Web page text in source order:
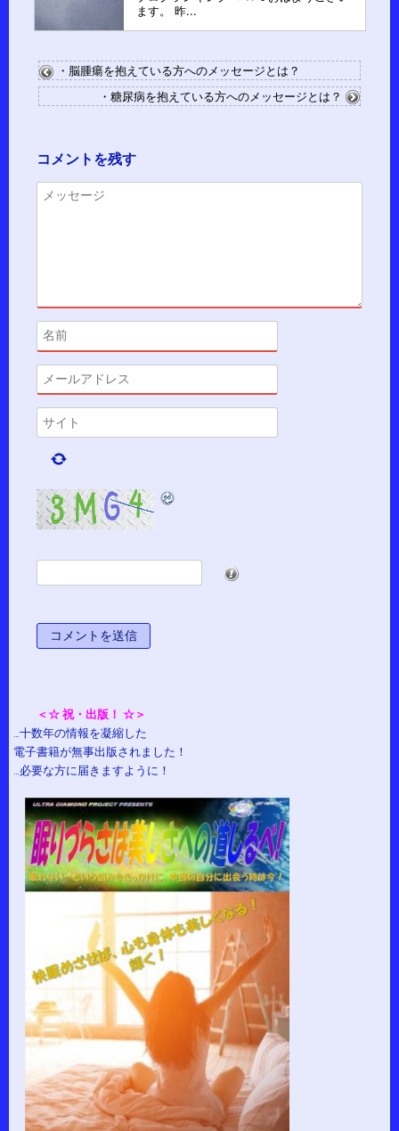
ます。 昨...
・脳腫瘍を抱えている方へのメッセージとは？
・糖尿病を抱えている方へのメッセージとは？
コメントを残す
＜☆ 祝・出版！ ☆＞
…十数年の情報を凝縮した
電子書籍が無事出版されました！
…必要な方に届きますように！